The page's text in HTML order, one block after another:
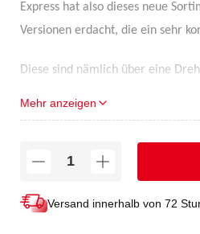
Express hat also dieses neue
Versionen erdacht, die ein sehr
Diese sind nämlich über eine
Leistung (in kW) bei 4 Bar
Länge (mm)
Mehr anzeigen
Versand innerhalb von 72